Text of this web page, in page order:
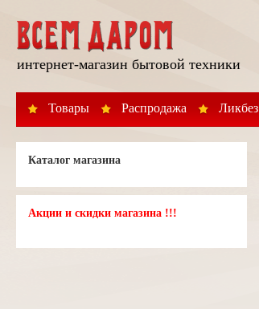
интернет-магазин бытовой техники
Товары Распродажа Ликбез
Каталог магазина
Акции и скидки магазина !!!